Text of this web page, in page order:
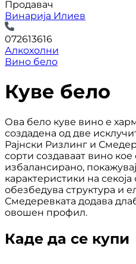
Продавач
Винарија Илиев
072613616
Алкохолни
Вино бело
Куве бело
Ова бело куве вино е
создадена од две
Рајнски Ризлинг и
сорти создаваат вино
избалансирано,
карактеристики на
обезбедува структура и
Смедеревката додава
овошен профил.
Каде да се купи